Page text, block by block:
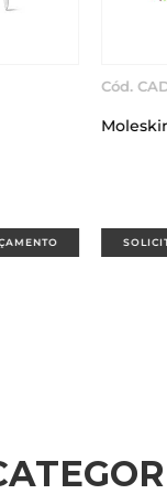
Cód. GAR-1250
Garrafa
SOLICITAR